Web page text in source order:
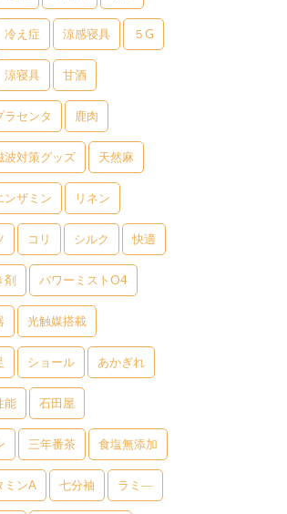
冷え症 涼感寝具 ５G
涼寝具 甘酒
ラセンタ 鹿肉
波対策グッズ 天然麻
ンザミン リネン
コリ シルク 快適
剤 パワーミストO4
光触媒搭載
ショール あかぎれ
能 石田屋
三年番茶 食塩無添加
ミンA 七分袖 ラミ―